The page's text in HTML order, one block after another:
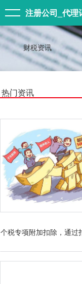
财税资讯
热门资讯